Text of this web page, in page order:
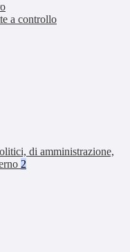
a controllo
di amministrazione,
2